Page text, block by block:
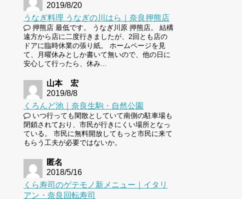
2019/8/20
うなぎ料理 うなぎの川はら｜奈良押熊店
押熊店 最低です。 うなぎ川原 押熊店。 結構
遠方から店に二度行きましたが、2回とも店の
ドアに臨時休業の張り紙。 ホームページを見
て、月曜休みとしか書いて無いので、他の日に
安心して行ったら、休み...
山本 宏
2019/8/8
くろんど池｜奈良生駒・自然公園
いつ行っても閑散としていて南側の駐車場も
閉鎖されており、市民が行きにくい場所となっ
ている。 市民に無料開放してもっと市民に来て
もらう工夫が必要ではないか。
匿名
2018/5/16
くら寿司のゲテモノ新メニュー｜イタリ
アン・奈良回転寿司